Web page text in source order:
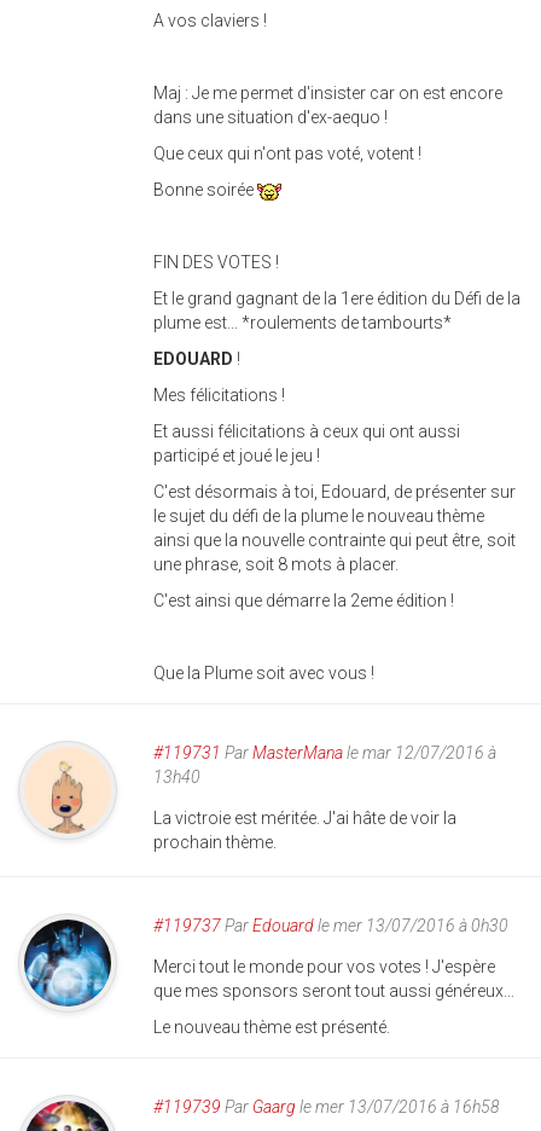
A vos claviers !
Maj : Je me permet d'insister car on est encore
dans une situation d'ex-aequo !
Que ceux qui n'ont pas voté, votent !
Bonne soirée
FIN DES VOTES !
Et le grand gagnant de la 1ere édition du Défi de la
plume est... *roulements de tambourts*
EDOUARD !
Mes félicitations !
Et aussi félicitations à ceux qui ont aussi
participé et joué le jeu !
C'est désormais à toi, Edouard, de présenter sur
le sujet du défi de la plume le nouveau thème
ainsi que la nouvelle contrainte qui peut être, soit
une phrase, soit 8 mots à placer.
C'est ainsi que démarre la 2eme édition !
Que la Plume soit avec vous !
#119731 ParMasterManale mar 12/07/2016 à
13h40
La victroie est méritée. J'ai hâte de voir la
prochain thème.
#119737ParEdouardle mer 13/07/2016 à 0h30
Merci tout le monde pour vos votes ! J'espère
que mes sponsors seront tout aussi généreux...
Le nouveau thème est présenté.
#119739 Par Gaarg le mer 13/07/2016 à 16h58